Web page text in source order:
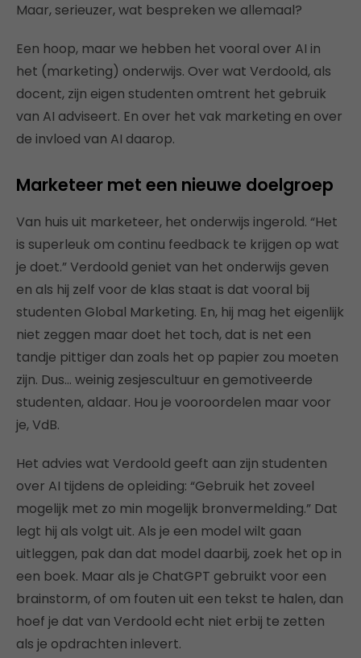
Maar, serieuzer, wat bespreken we allemaal?
Een hoop, maar we hebben het vooral over AI in
het (marketing) onderwijs. Over wat Verdoold, als
docent, zijn eigen studenten omtrent het gebruik
van AI adviseert. En over het vak marketing en over
de invloed van AI daarop.
Marketeer met een nieuwe doelgroep
Van huis uit marketeer, het onderwijs ingerold. “Het
is superleuk om continu feedback te krijgen op wat
je doet.” Verdoold geniet van het onderwijs geven
en als hij zelf voor de klas staat is dat vooral bij
studenten Global Marketing. En, hij mag het eigenlijk
niet zeggen maar doet het toch, dat is net een
tandje pittiger dan zoals het op papier zou moeten
zijn. Dus… weinig zesjescultuur en gemotiveerde
studenten, aldaar. Hou je vooroordelen maar voor
je, VdB.
Het advies wat Verdoold geeft aan zijn studenten
over AI tijdens de opleiding: “Gebruik het zoveel
mogelijk met zo min mogelijk bronvermelding.” Dat
legt hij als volgt uit. Als je een model wilt gaan
uitleggen, pak dan dat model daarbij, zoek het op in
een boek. Maar als je ChatGPT gebruikt voor een
brainstorm, of om fouten uit een tekst te halen, dan
hoef je dat van Verdoold echt niet erbij te zetten
als je opdrachten inlevert.